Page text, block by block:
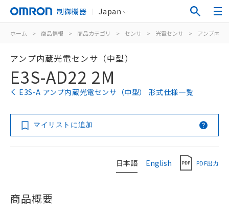
制御機器 Japan
ホーム > 商品情報 > 商品カテゴリ > センサ > 光電センサ > アンプ内蔵
アンプ内蔵光電センサ（中型）
E3S-AD22 2M
E3S-A アンプ内蔵光電センサ（中型） 形式仕様一覧
マイリストに追加
日本語 English PDF出力
商品概要